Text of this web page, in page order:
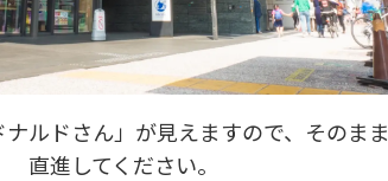
さん」「ローソンさん」「ドトールさ
すので、そのまま直進してください。